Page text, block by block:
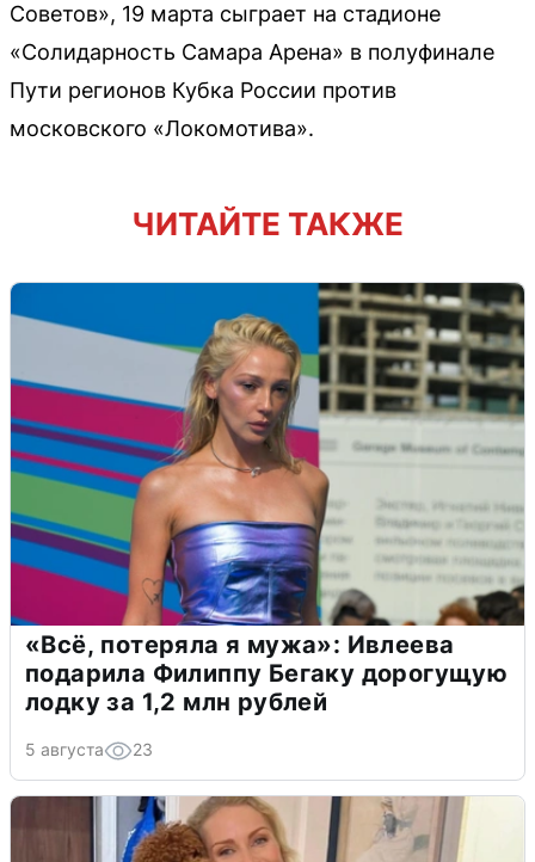
Советов», 19 марта сыграет на стадионе
«Солидарность Самара Арена» в полуфинале
Пути регионов Кубка России против
московского «Локомотива».
ЧИТАЙТЕ ТАКЖЕ
«Всё, потеряла я мужа»: Ивлеева
подарила Филиппу Бегаку дорогущую
лодку за 1,2 млн рублей
5 августа 23